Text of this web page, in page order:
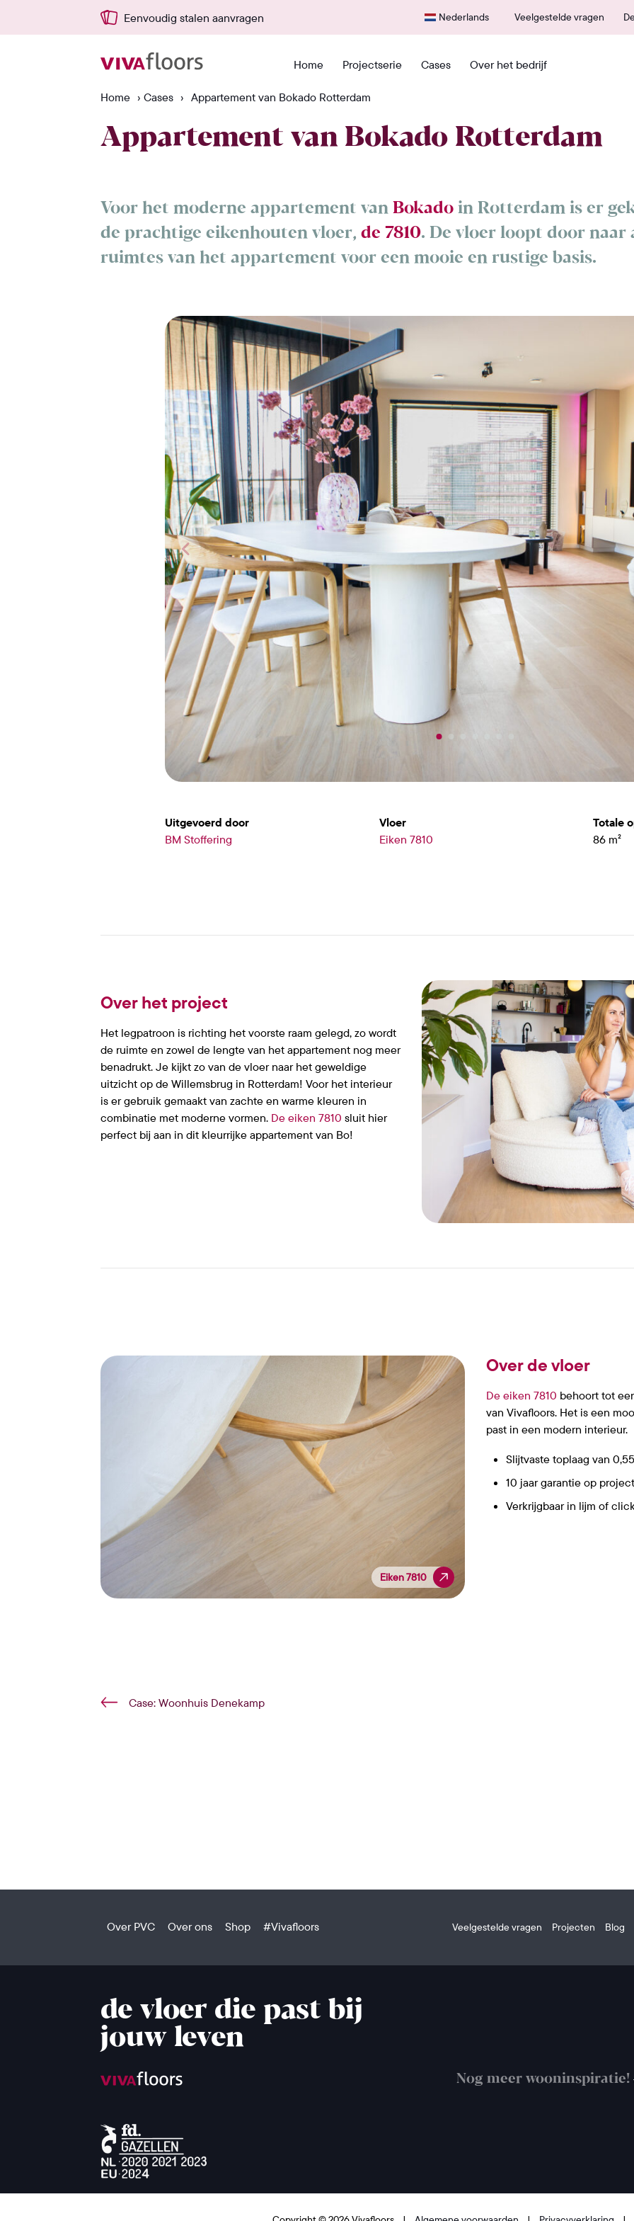
Eenvoudig stalen aanvragen Snel vanuit NL geleverd
Nederlands Veelgestelde vragen
Home Projectserie Cases Over het bedrijf
Home › Cases › Appartement van Bokado Rotterdam
Appartement van Bokado Rotterdam
Voor het moderne appartement van Bokado in Rotterdam is er
de prachtige eikenhouten vloer, de 7810. De vloer loopt door naar
ruimtes van het appartement voor een mooie en rustige basis.
Uitgevoerd door
BM Stoffering
Vloer
Eiken 7810
Totale
86 m²
Over het project
Het legpatroon is richting het voorste raam gelegd, zo wordt
de ruimte en zowel de lengte van het appartement nog meer
benadrukt. Je kijkt zo van de vloer naar het geweldige
uitzicht op de Willemsbrug in Rotterdam! Voor het interieur
is er gebruik gemaakt van zachte en warme kleuren in
combinatie met moderne vormen. De eiken 7810 sluit hier
perfect bij aan in dit kleurrijke appartement van Bo!
Eiken 7810
Eiken 7810
Over de vloer
De eiken 7810 behoort tot
van Vivafloors. Het is een
past in een modern interieur.
Slijtvaste toplaag van
10 jaar garantie op
Verkrijgbaar in lijm of click
Case: Woonhuis Denekamp
Over PVC Over ons Shop #Vivafloors Veelgestelde vragen Projecten Blog
de vloer die past bij
jouw leven
Nog meer wooninspiratie!